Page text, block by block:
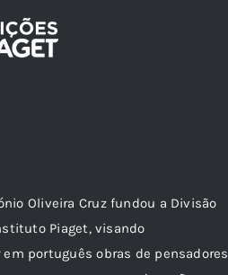
Oliveira Cruz fundou a Divisão
Piaget, visando
português obras de pensadores